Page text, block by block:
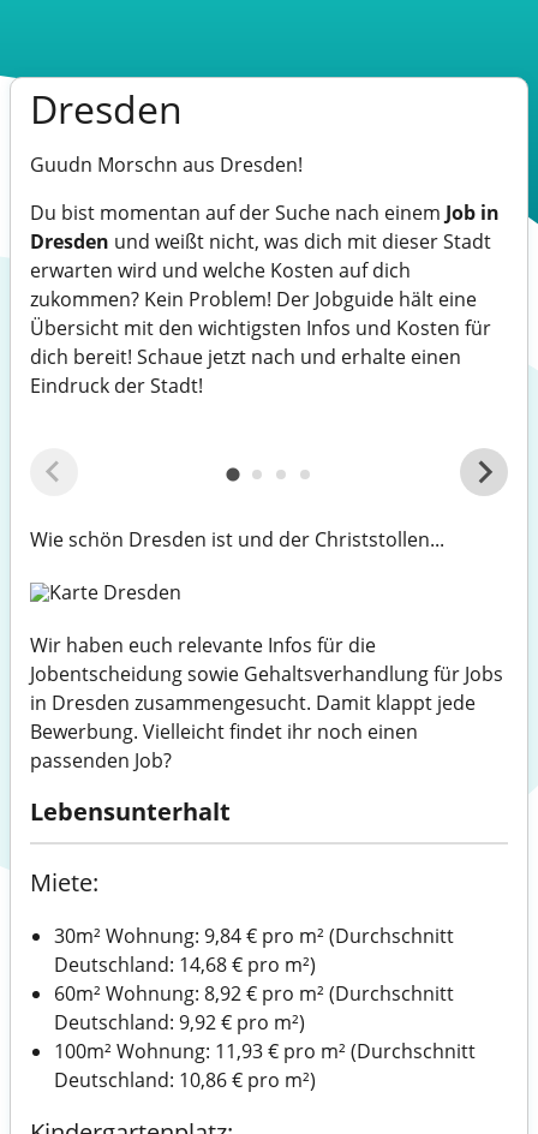
Dresden
Guudn Morschn aus Dresden!
Du bist momentan auf der Suche nach einem Job in
Dresden und weißt nicht, was dich mit dieser Stadt
erwarten wird und welche Kosten auf dich
zukommen? Kein Problem! Der Jobguide hält eine
Übersicht mit den wichtigsten Infos und Kosten für
dich bereit! Schaue jetzt nach und erhalte einen
Eindruck der Stadt!
Wie schön Dresden ist und der Christstollen...
Wir haben euch relevante Infos für die
Jobentscheidung sowie Gehaltsverhandlung für Jobs
in Dresden zusammengesucht. Damit klappt jede
Bewerbung. Vielleicht findet ihr noch einen
passenden Job?
Lebensunterhalt
Miete:
30m² Wohnung: 9,84 € pro m² (Durchschnitt
Deutschland: 14,68 € pro m²)
60m² Wohnung: 8,92 € pro m² (Durchschnitt
Deutschland: 9,92 € pro m²)
100m² Wohnung: 11,93 € pro m² (Durchschnitt
Deutschland: 10,86 € pro m²)